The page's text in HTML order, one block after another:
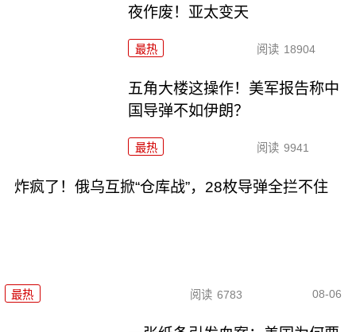
夜作废！亚太变天
最热 阅读 18904
五角大楼这操作！美军报告称中
国导弹不如伊朗？
最热 阅读 9941
炸疯了！俄乌互掀“仓库战”，28枚导弹全拦不住
最热 阅读 6783 08-06